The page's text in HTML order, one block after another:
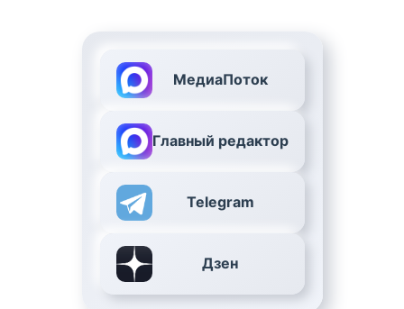
МедиаПоток
Главный редактор
Telegram
Дзен